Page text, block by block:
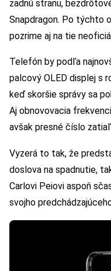
zadnú stranu,
Snapdragon. Po týchto
pozrime aj na tie
Telefón by podľa
palcový OLED displej s
keď skoršie správy sa
Aj obnovovacia
avšak presné číslo
Vyzerá to tak, že
doslova na spadnutie,
Carlovi Peiovi aspoň
svojho